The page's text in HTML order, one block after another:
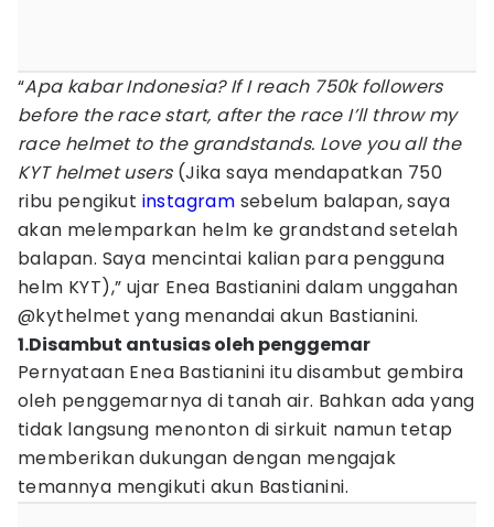
“Apa kabar Indonesia? If I reach 750k followers
before the race start, after the race I’ll throw my
race helmet to the grandstands. Love you all the
KYT helmet users(Jika saya mendapatkan 750
ribu pengikut instagram sebelum balapan, saya
akan melemparkan helm ke grandstand setelah
balapan. Saya mencintai kalian para pengguna
helm KYT),” ujar Enea Bastianini dalam unggahan
@kythelmet yang menandai akun Bastianini.
1.Disambut antusias oleh penggemar
Pernyataan Enea Bastianini itu disambut gembira
oleh penggemarnya di tanah air. Bahkan ada yang
tidak langsung menonton di sirkuit namun tetap
memberikan dukungan dengan mengajak
temannya mengikuti akun Bastianini.